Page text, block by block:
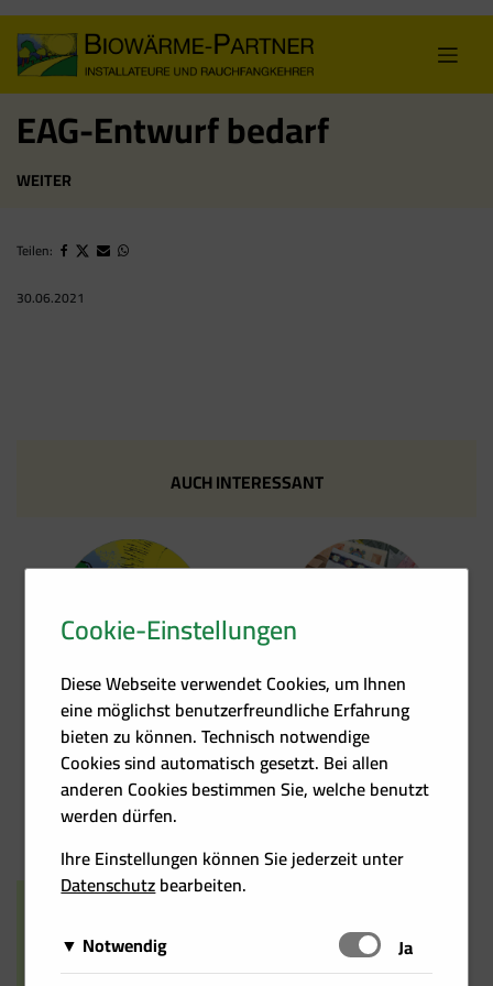
content
EAG-Entwurf bedarf
WEITER
Teilen:
30.06.2021
Kontakt
Heizkosten­rechner Events
AUCH INTERESSANT
Cookie-Einstellungen
Diese Webseite verwendet Cookies, um Ihnen
eine möglichst benutzerfreundliche Erfahrung
bieten zu können. Technisch notwendige
Cookies sind automatisch gesetzt. Bei allen
anderen Cookies bestimmen Sie, welche benutzt
werden dürfen.
Ihre Einstellungen können Sie jederzeit unter
Datenschutzbearbeiten.
Notwendig
Schalten
Ja